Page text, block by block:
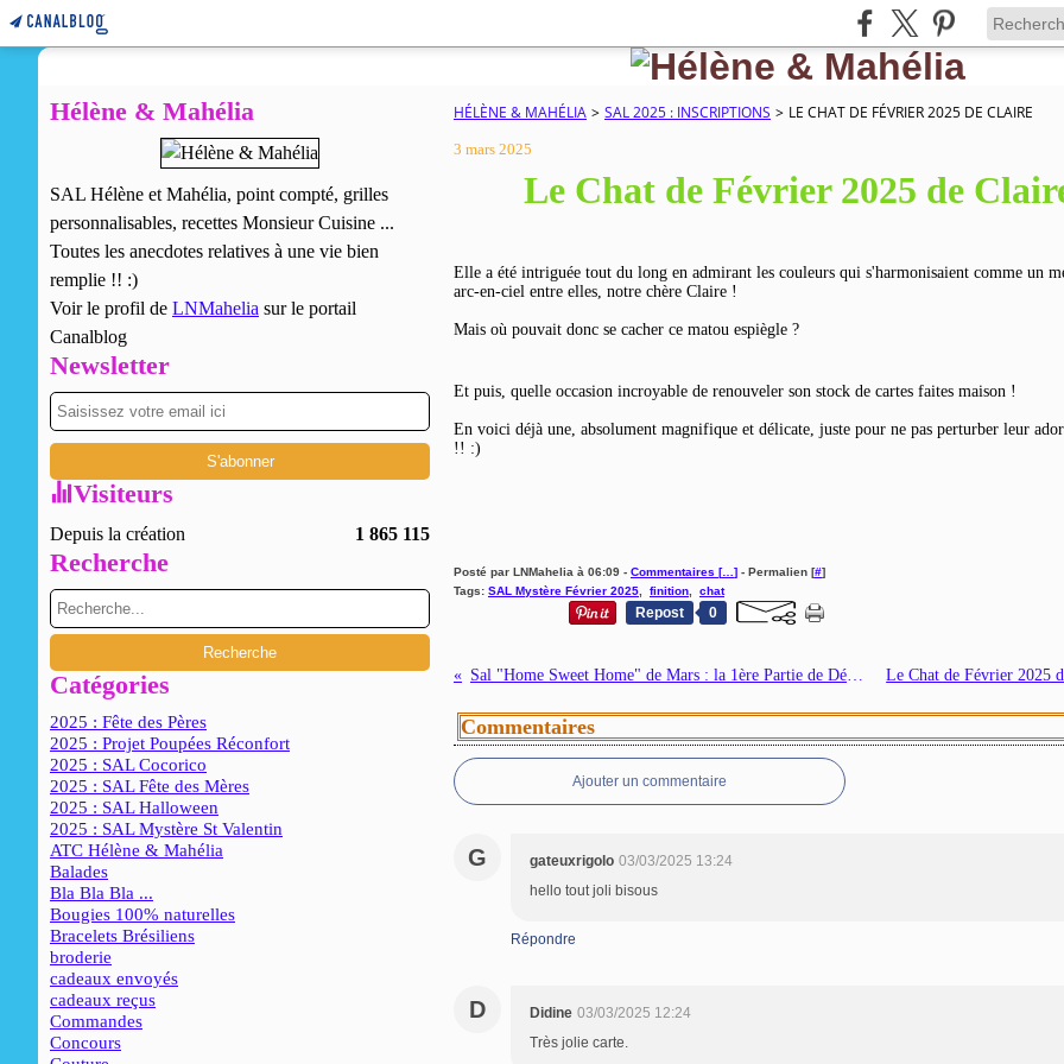
Hélène & Mahélia
SAL Hélène et Mahélia, point compté, grilles
personnalisables, recettes Monsieur Cuisine ...
Toutes les anecdotes relatives à une vie bien
remplie !! :)
Voir le profil de LNMahelia sur le portail
Canalblog
Newsletter
Visiteurs
Depuis la création 1 865 115
Recherche
Catégories
2025 : Fête des Pères
2025 : Projet Poupées Réconfort
2025 : SAL Cocorico
2025 : SAL Fête des Mères
2025 : SAL Halloween
2025 : SAL Mystère St Valentin
ATC Hélène & Mahélia
Balades
Bla Bla Bla ...
Bougies 100% naturelles
Bracelets Brésiliens
broderie
cadeaux envoyés
cadeaux reçus
Commandes
Concours
HÉLÈNE & MAHÉLIA > SAL 2025 : INSCRIPTIONS > LE CHAT DE FÉVRIER 2025 DE CLAIRE
3 mars 2025
Le Chat de Février 2025 de
Elle a été intriguée tout du long en admirant les couleurs qui s'harmonisaient comme un
arc-en-ciel entre elles, notre chère Claire !
Mais où pouvait donc se cacher ce matou espiègle ?
Et puis, quelle occasion incroyable de renouveler son stock de cartes faites maison !
En voici déjà une, absolument magnifique et délicate, juste pour ne pas perturber leur
!! :)
Posté par LNMahelia à 06:09 - Commentaires [… ] - Permalien [#]
Tags: SAL Mystère Février 2025 finition chat
Repost 0
Sal "Home Sweet Home" de Mars : la 1ère Partie de Dévoilée
Commentaires
Ajouter un commentaire
G gateuxrigolo 03/03/2025 13:24
hello tout joli bisous
Répondre
D Didine 03/03/2025 12:24
Très jolie carte.